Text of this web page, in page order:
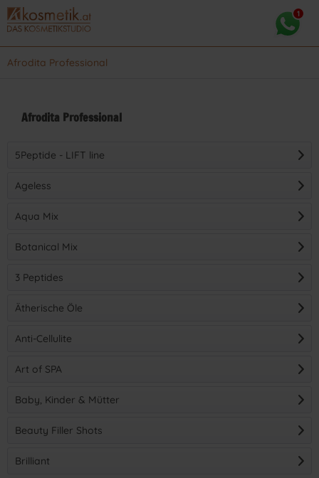
Afrodita Professional
Afrodita Professional
5Peptide - LIFT line
Ageless
Aqua Mix
Botanical Mix
3 Peptides
Ätherische Öle
Anti-Cellulite
Art of SPA
Baby, Kinder & Mütter
Beauty Filler Shots
Brilliant
(62 )
11)
(1)